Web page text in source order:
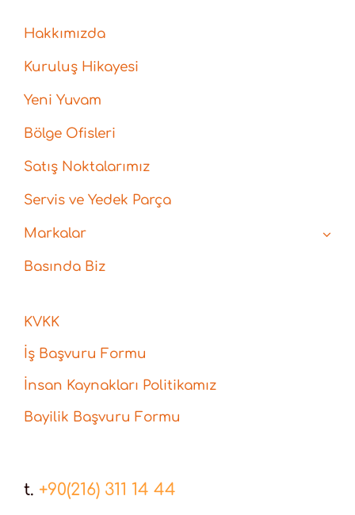
Hakkımızda
Kuruluş Hikayesi
Yeni Yuvam
Bölge Ofisleri
Satış Noktalarımız
Servis ve Yedek Parça
Markalar
Basında Biz
KVKK
İş Başvuru Formu
İnsan Kaynakları Politikamız
Bayilik Başvuru Formu
t. +90(216) 311 14 44